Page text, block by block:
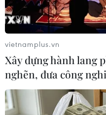
mục tiêu trên đất liền,
máy bay trên tàu.
vietnamplus.vn
Xây dựng hành lang
nghẽn, đưa công